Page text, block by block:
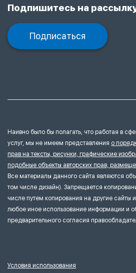
Подпишитесь на
Подписаться
Наивно было бы полагать, что работая в
услуг, мы не имеем представления о
прав на тексты, рисунки, графические
подобные объекты авторских прав,
Все материалы данного сайта являются
том числе дизайн). Запрещается
числе путем копирования на другие сайты
любое иное использование информации и
предварительного согласия
Условия использования